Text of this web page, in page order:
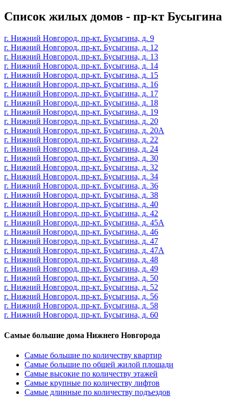
Список жилых домов - пр-кт Бусыгина
г. Нижний Новгород, пр-кт. Бусыгина, д. 9
г. Нижний Новгород, пр-кт. Бусыгина, д. 12
г. Нижний Новгород, пр-кт. Бусыгина, д. 13
г. Нижний Новгород, пр-кт. Бусыгина, д. 14
г. Нижний Новгород, пр-кт. Бусыгина, д. 15
г. Нижний Новгород, пр-кт. Бусыгина, д. 16
г. Нижний Новгород, пр-кт. Бусыгина, д. 17
г. Нижний Новгород, пр-кт. Бусыгина, д. 18
г. Нижний Новгород, пр-кт. Бусыгина, д. 19
г. Нижний Новгород, пр-кт. Бусыгина, д. 20
г. Нижний Новгород, пр-кт. Бусыгина, д. 20А
г. Нижний Новгород, пр-кт. Бусыгина, д. 22
г. Нижний Новгород, пр-кт. Бусыгина, д. 24
г. Нижний Новгород, пр-кт. Бусыгина, д. 30
г. Нижний Новгород, пр-кт. Бусыгина, д. 32
г. Нижний Новгород, пр-кт. Бусыгина, д. 34
г. Нижний Новгород, пр-кт. Бусыгина, д. 36
г. Нижний Новгород, пр-кт. Бусыгина, д. 38
г. Нижний Новгород, пр-кт. Бусыгина, д. 40
г. Нижний Новгород, пр-кт. Бусыгина, д. 42
г. Нижний Новгород, пр-кт. Бусыгина, д. 45А
г. Нижний Новгород, пр-кт. Бусыгина, д. 46
г. Нижний Новгород, пр-кт. Бусыгина, д. 47
г. Нижний Новгород, пр-кт. Бусыгина, д. 47А
г. Нижний Новгород, пр-кт. Бусыгина, д. 48
г. Нижний Новгород, пр-кт. Бусыгина, д. 49
г. Нижний Новгород, пр-кт. Бусыгина, д. 50
г. Нижний Новгород, пр-кт. Бусыгина, д. 52
г. Нижний Новгород, пр-кт. Бусыгина, д. 56
г. Нижний Новгород, пр-кт. Бусыгина, д. 58
г. Нижний Новгород, пр-кт. Бусыгина, д. 60
Самые большие дома Нижнего Новгорода
Самые большие по количеству квартир
Самые большие по общей жилой площади
Самые высокие по количеству этажей
Самые крупные по количеству лифтов
Самые длинные по количеству подъездов